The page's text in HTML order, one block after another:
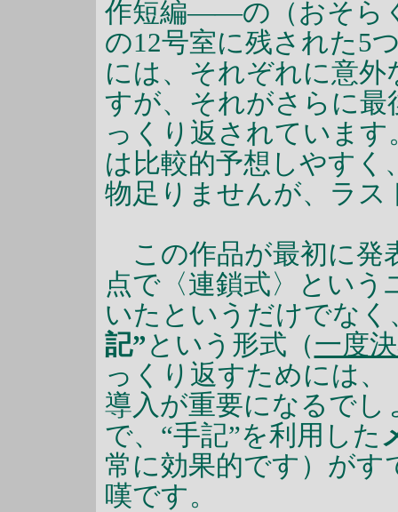
作短編――の（おそら
の12号室に残された5
には、それぞれに意
すが、それがさらに
っくり返されていま
は比較的予想しやすく
物足りませんが、ラス
この作品が最初に発
点で〈連鎖式〉とい
いたというだけでな
記” という形式（一度
っくり返すためには、
導入が重要になるでし
で、“手記”を利用した
常に効果的です）が
嘆です。